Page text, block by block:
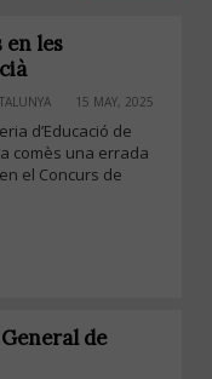
en les
15 MAY, 2025
d’Educació de
comès una errada
el Concurs de
de